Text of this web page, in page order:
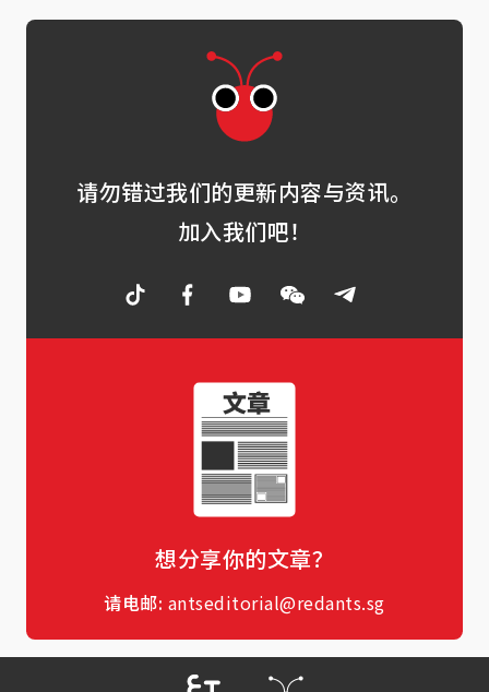
请勿错过我们的更新内容与资讯。
加入我们吧！
想分享你的文章？
请电邮: antseditorial@redants.sg